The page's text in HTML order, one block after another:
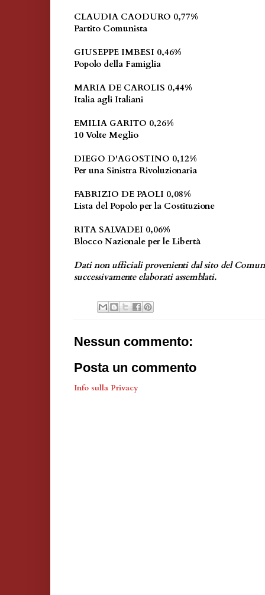
CLAUDIA CAODURO 0,77%
Partito Comunista
GIUSEPPE IMBESI 0,46%
Popolo della Famiglia
MARIA DE CAROLIS 0,44%
Italia agli Italiani
EMILIA GARITO 0,26%
10 Volte Meglio
DIEGO D'AGOSTINO 0,12%
Per una Sinistra Rivoluzionaria
FABRIZIO DE PAOLI 0,08%
Lista del Popolo per la Costituzione
RITA SALVADEI 0,06%
Blocco Nazionale per le Libertà
Dati non ufficiali provenienti dal sito del
successivamente elaborati assemblati.
Nessun commento:
Posta un commento
Info sulla Privacy